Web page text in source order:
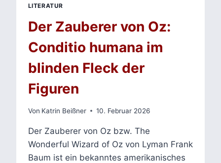
LITERATUR
Der Zauberer von Oz:
Conditio humana im
blinden Fleck der
Figuren
Von Katrin Beißner 10. Februar 2026
Der Zauberer von Oz bzw. The
Wonderful Wizard of Oz von Lyman Frank
Baum ist ein bekanntes amerikanisches